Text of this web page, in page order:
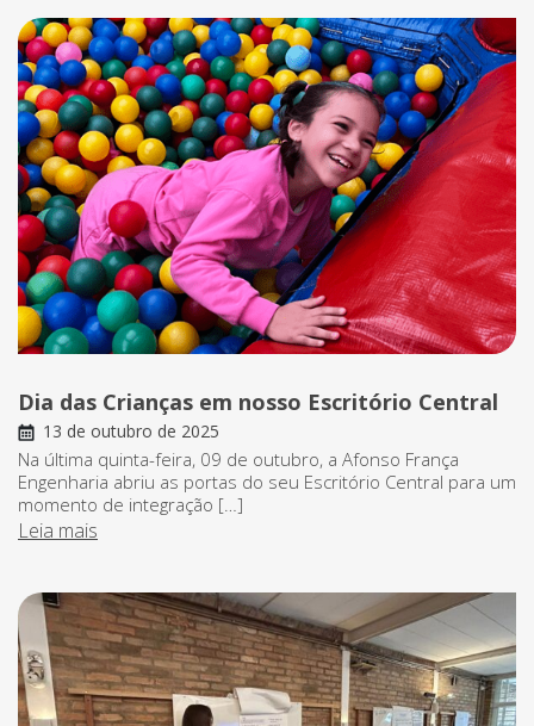
Dia das Crianças em nosso Escritório Central
13 de outubro de 2025
Na última quinta-feira, 09 de outubro, a Afonso França
Engenharia abriu as portas do seu Escritório Central para um
momento de integração […]
Leia mais